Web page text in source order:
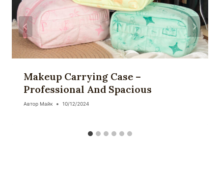
Makeup Carrying Case –
Professional And Spacious
Автор Майк 10/12/2024